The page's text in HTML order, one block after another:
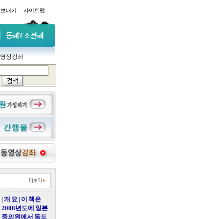
내기 · 사이트맵
상강좌
| 개 요 | 이 책은
2008년도에 일본
중의원에서 독도